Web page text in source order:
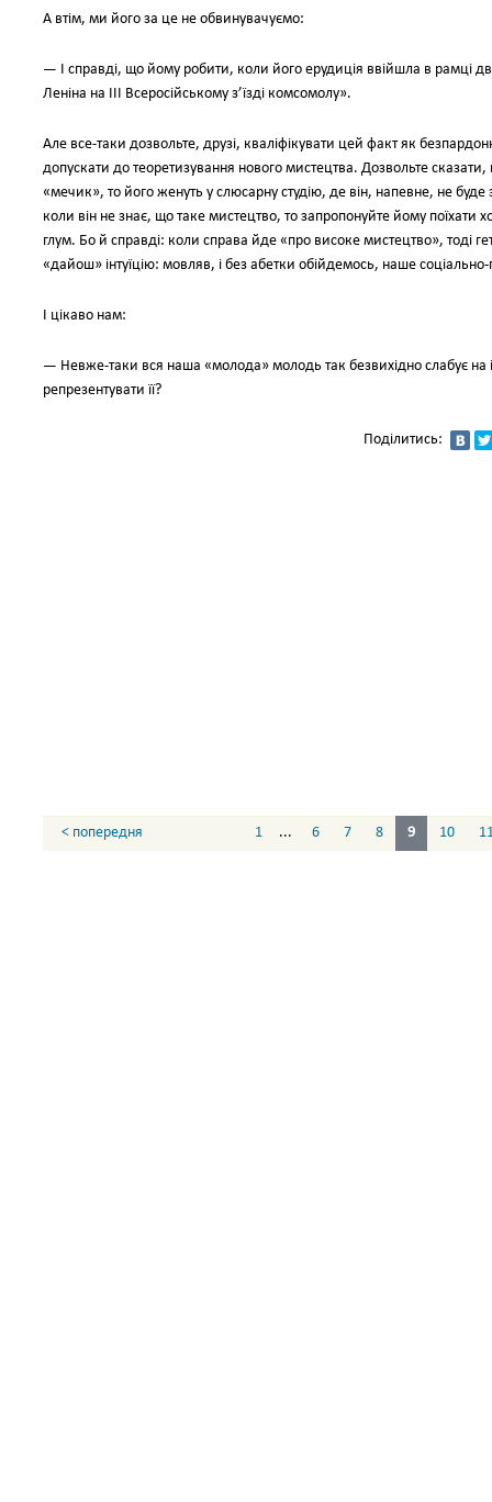
А втім, ми його за це не обвинувачуємо:
— І справді, що йому робити, коли його ерудиція ввійшла в рамці
Леніна на ІІІ Всеросійському з’їзді комсомолу».
Але все-таки дозвольте, друзі, кваліфікувати цей факт як
допускати до теоретизування нового мистецтва. Дозвольте
«мечик», то його женуть у слюсарну студію, де він, напевне, не
коли він не знає, що таке мистецтво, то запропонуйте йому поїхати
глум. Бо й справді: коли справа йде «про високе мистецтво», тоді
«дайош» інтуїцію: мовляв, і без абетки обійдемось, наше
І цікаво нам:
— Невже-таки вся наша «молода» молодь так безвихідно слабує
репрезентувати її?
Поділитись:
< попередня 1 ... 6 7 8 9 10